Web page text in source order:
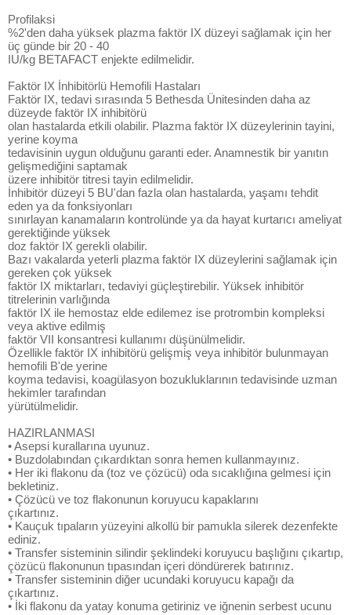
Profilaksi
%2'den daha yüksek plazma faktör IX düzeyi sağlamak için her
üç günde bir 20 - 40
IU/kg BETAFACT enjekte edilmelidir.
Faktör IX İnhibitörlü Hemofili Hastaları
Faktör IX, tedavi sırasında 5 Bethesda Ünitesinden daha az
düzeyde faktör IX inhibitörü
olan hastalarda etkili olabilir. Plazma faktör IX düzeylerinin tayini,
yerine koyma
tedavisinin uygun olduğunu garanti eder. Anamnestik bir yanıtın
gelişmediğini saptamak
üzere inhibitör titresi tayin edilmelidir.
İnhibitör düzeyi 5 BU'dan fazla olan hastalarda, yaşamı tehdit
eden ya da fonksiyonları
sınırlayan kanamaların kontrolünde ya da hayat kurtarıcı ameliyat
gerektiğinde yüksek
doz faktör IX gerekli olabilir.
Bazı vakalarda yeterli plazma faktör IX düzeylerini sağlamak için
gereken çok yüksek
faktör IX miktarları, tedaviyi güçleştirebilir. Yüksek inhibitör
titrelerinin varlığında
faktör IX ile hemostaz elde edilemez ise protrombin kompleksi
veya aktive edilmiş
faktör VII konsantresi kullanımı düşünülmelidir.
Özellikle faktör IX inhibitörü gelişmiş veya inhibitör bulunmayan
hemofili B'de yerine
koyma tedavisi, koagülasyon bozukluklarının tedavisinde uzman
hekimler tarafından
yürütülmelidir.
HAZIRLANMASI
• Asepsi kurallarına uyunuz.
• Buzdolabından çıkardıktan sonra hemen kullanmayınız.
• Her iki flakonu da (toz ve çözücü) oda sıcaklığına gelmesi için
bekletiniz.
• Çözücü ve toz flakonunun koruyucu kapaklarını
çıkartınız.
• Kauçuk tıpaların yüzeyini alkollü bir pamukla silerek dezenfekte
ediniz.
• Transfer sisteminin silindir şeklindeki koruyucu başlığını çıkartıp,
çözücü flakonunun tıpasından içeri döndürerek batırınız.
• Transfer sisteminin diğer ucundaki koruyucu kapağı da
çıkartınız.
• İki flakonu da yatay konuma getiriniz ve iğnenin serbest ucunu